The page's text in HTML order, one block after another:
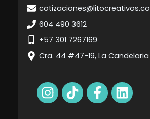
cotizaciones@litocreativos.co
604 490 3612
+57 301 7267169
Cra. 44 #47-19, La Candelaria